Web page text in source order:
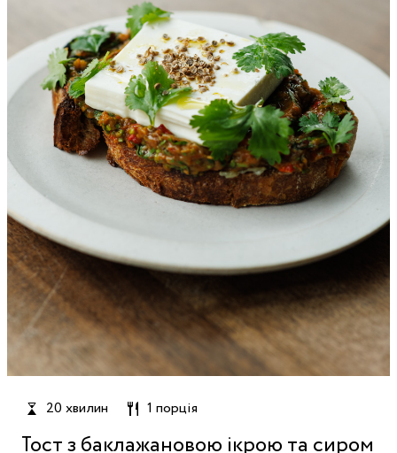
20 хвилин 1 порція
Тост з баклажановою ікрою та сиром